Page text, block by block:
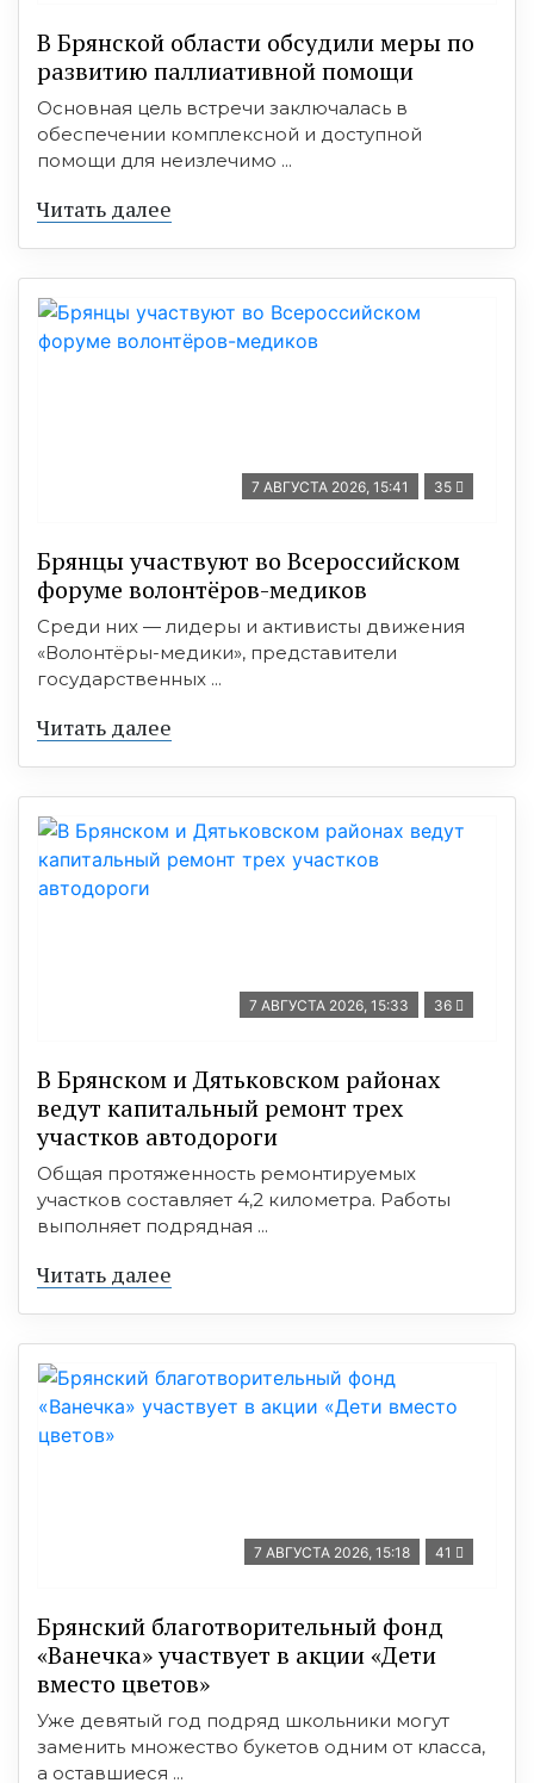
В Брянской области обсудили меры по
развитию паллиативной помощи
Основная цель встречи заключалась в
обеспечении комплексной и доступной
помощи для неизлечимо ...
Читать далее
7 АВГУСТА 2026, 15:41 35
Брянцы участвуют во Всероссийском
форуме волонтёров-медиков
Среди них — лидеры и активисты движения
«Волонтёры-медики», представители
государственных ...
Читать далее
7 АВГУСТА 2026, 15:33 36
В Брянском и Дятьковском районах
ведут капитальный ремонт трех
участков автодороги
Общая протяженность ремонтируемых
участков составляет 4,2 километра. Работы
выполняет подрядная ...
Читать далее
7 АВГУСТА 2026, 15:18 41
Брянский благотворительный фонд
«Ванечка» участвует в акции «Дети
вместо цветов»
Уже девятый год подряд школьники могут
заменить множество букетов одним от класса,
а оставшиеся ...